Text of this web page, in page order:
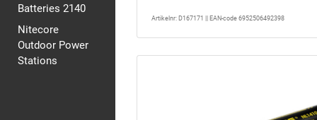
Batteries 2140
Nitecore
Outdoor Power
Stations
Artikelnr: D167171 || EAN-code 6952506492398